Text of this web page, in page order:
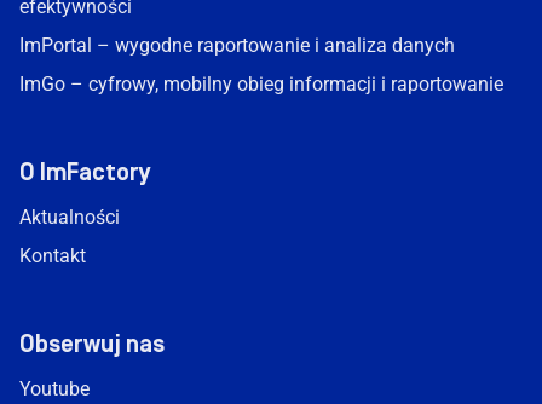
efektywności
ImPortal – wygodne raportowanie i analiza danych
ImGo – cyfrowy, mobilny obieg informacji i raportowanie
O ImFactory
Aktualności
Kontakt
Obserwuj nas
Youtube